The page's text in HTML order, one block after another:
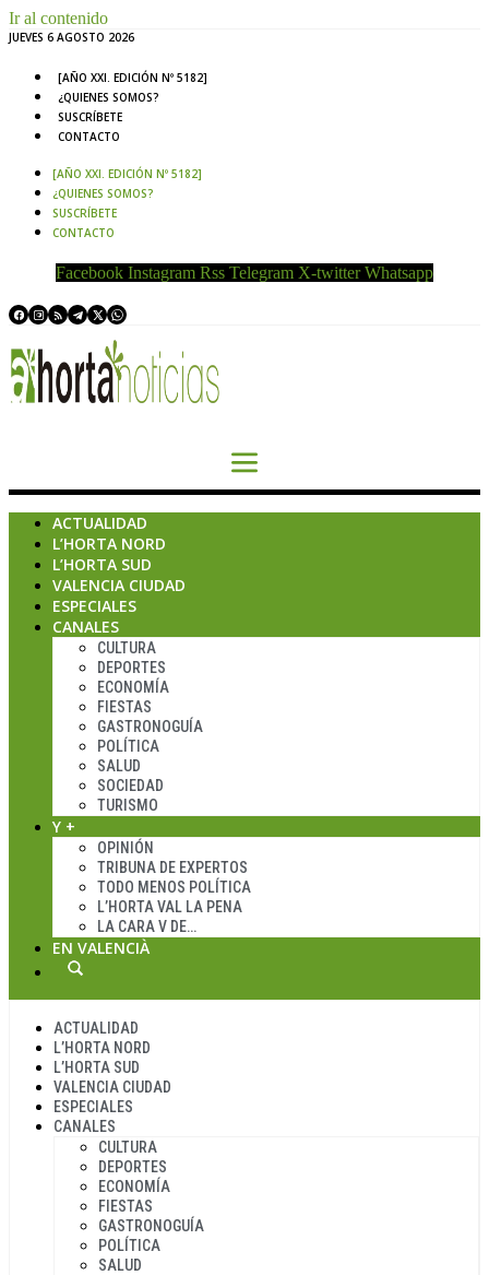
Ir al contenido
JUEVES 6 AGOSTO 2026
[AÑO XXI. EDICIÓN Nº 5182]
¿QUIENES SOMOS?
SUSCRÍBETE
CONTACTO
[AÑO XXI. EDICIÓN Nº 5182]
¿QUIENES SOMOS?
SUSCRÍBETE
CONTACTO
Facebook Instagram Rss Telegram X-twitter Whatsapp
ACTUALIDAD
L’HORTA NORD
L’HORTA SUD
VALENCIA CIUDAD
ESPECIALES
CANALES
CULTURA
DEPORTES
ECONOMÍA
FIESTAS
GASTRONOGUÍA
POLÍTICA
SALUD
SOCIEDAD
TURISMO
Y +
OPINIÓN
TRIBUNA DE EXPERTOS
TODO MENOS POLÍTICA
L’HORTA VAL LA PENA
LA CARA V DE…
EN VALENCIÀ
ACTUALIDAD
L’HORTA NORD
L’HORTA SUD
VALENCIA CIUDAD
ESPECIALES
CANALES
CULTURA
DEPORTES
ECONOMÍA
FIESTAS
GASTRONOGUÍA
POLÍTICA
SALUD